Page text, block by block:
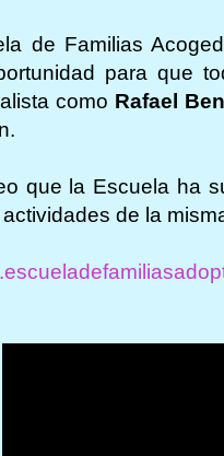
de Familias
para que
como Rafael
que la Escuela ha
de la